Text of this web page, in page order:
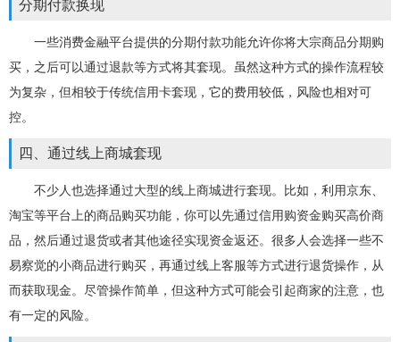
分期付款换现
一些消费金融平台提供的分期付款功能允许你将大宗商品分期购
买，之后可以通过退款等方式将其套现。虽然这种方式的操作流程较
为复杂，但相较于传统信用卡套现，它的费用较低，风险也相对可
控。
四、通过线上商城套现
不少人也选择通过大型的线上商城进行套现。比如，利用京东、
淘宝等平台上的商品购买功能，你可以先通过信用购资金购买高价商
品，然后通过退货或者其他途径实现资金返还。很多人会选择一些不
易察觉的小商品进行购买，再通过线上客服等方式进行退货操作，从
而获取现金。尽管操作简单，但这种方式可能会引起商家的注意，也
有一定的风险。